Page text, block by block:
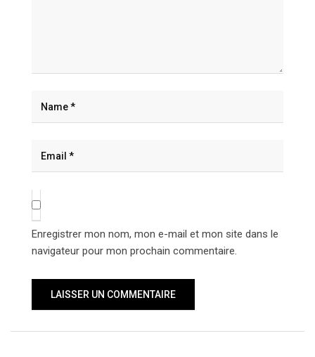
Enregistrer mon nom, mon e-mail et mon site dans le
navigateur pour mon prochain commentaire.